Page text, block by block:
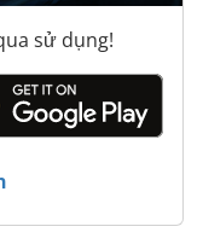
sử dụng!